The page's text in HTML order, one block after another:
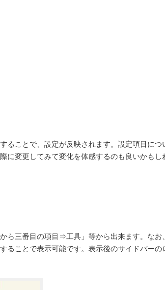
ることで、設定が反映されます。設定項目につ
に変更してみて変化を体感するのも良いかもし
ら三番目の項目⇒工具」等から出来ます。なお、
ることで表示可能です。表示後のサイドバーの